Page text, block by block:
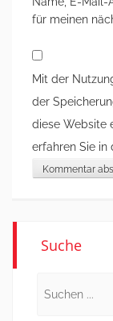
für meinen
Mit der
der
diese Website
erfahren Sie in
Suche